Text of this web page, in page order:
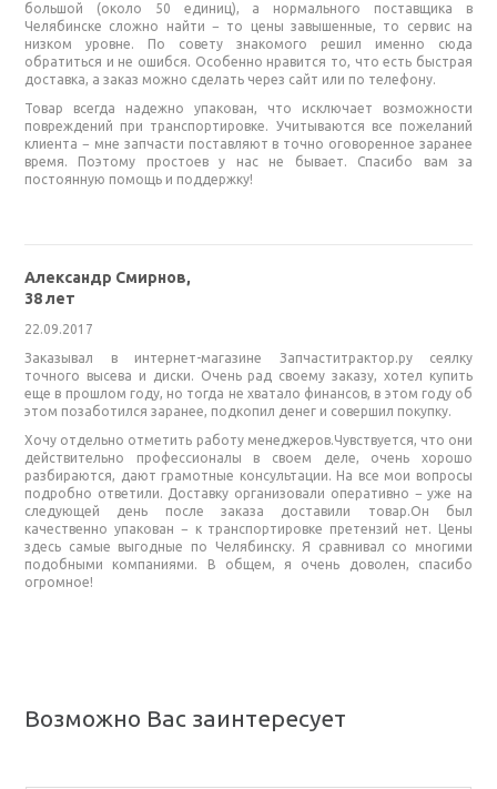
большой (около 50 единиц), а нормального поставщика в
Челябинске сложно найти − то цены завышенные, то сервис на
низком уровне. По совету знакомого решил именно сюда
обратиться и не ошибся. Особенно нравится то, что есть быстрая
доставка, а заказ можно сделать через сайт или по телефону.
Товар всегда надежно упакован, что исключает возможности
повреждений при транспортировке. Учитываются все пожеланий
клиента − мне запчасти поставляют в точно оговоренное заранее
время. Поэтому простоев у нас не бывает. Спасибо вам за
постоянную помощь и поддержку!
Александр Смирнов,
38 лет
22.09.2017
Заказывал в интернет-магазине Запчаститрактор.ру сеялку
точного высева и диски. Очень рад своему заказу, хотел купить
еще в прошлом году, но тогда не хватало финансов, в этом году об
этом позаботился заранее, подкопил денег и совершил покупку.
Хочу отдельно отметить работу менеджеров.Чувствуется, что они
действительно профессионалы в своем деле, очень хорошо
разбираются, дают грамотные консультации. На все мои вопросы
подробно ответили. Доставку организовали оперативно − уже на
следующей день после заказа доставили товар.Он был
качественно упакован − к транспортировке претензий нет. Цены
здесь самые выгодные по Челябинску. Я сравнивал со многими
подобными компаниями. В общем, я очень доволен, спасибо
огромное!
Возможно Вас заинтересует